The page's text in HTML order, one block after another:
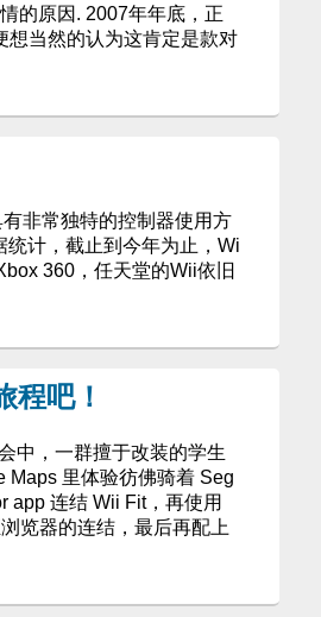
的原因. 2007年年底，正
想当然的认为这肯定是款对
非常独特的控制器使用方
计，截止到今年为止，Wi
360，任天堂的Wii依旧
吧！
中，一群擅于改装的学生
Maps 里体验彷佛骑着 Seg
app 连结 Wii Fit，再使用
览器的连结，最后再配上